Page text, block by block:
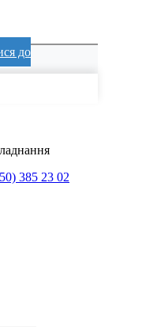
до
385 23 02